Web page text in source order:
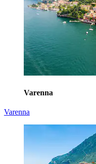
Varenna
Varenna